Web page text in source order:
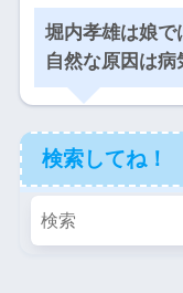
堀内孝雄は娘で
自然な原因は病
検索してね！